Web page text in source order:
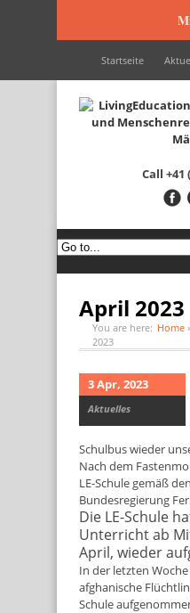
Startseite
Wir werden unterstützt
Français
Call +41
April 2023
You are here: Home
2023
3 Apr, 2023
Aktuelles
Schulbus wieder
Nach dem
LE-Schule gemäß
Bundesregierung
Die LE-Schule
Unterricht ab
April, wieder
In der letzten
afghanische
Schule